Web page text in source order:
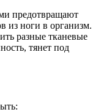
предотвращают
из ноги в организм.
разные тканевые
тянет под